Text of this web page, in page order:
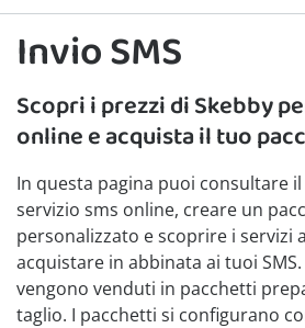
Invio SMS
Scopri i prezzi di Skebby
online e acquista il tuo
In questa pagina puoi consultare
servizio sms online, creare un
personalizzato e scoprire i servizi
acquistare in abbinata ai tuoi SMS.
vengono venduti in pacchetti
taglio. I pacchetti si configurano